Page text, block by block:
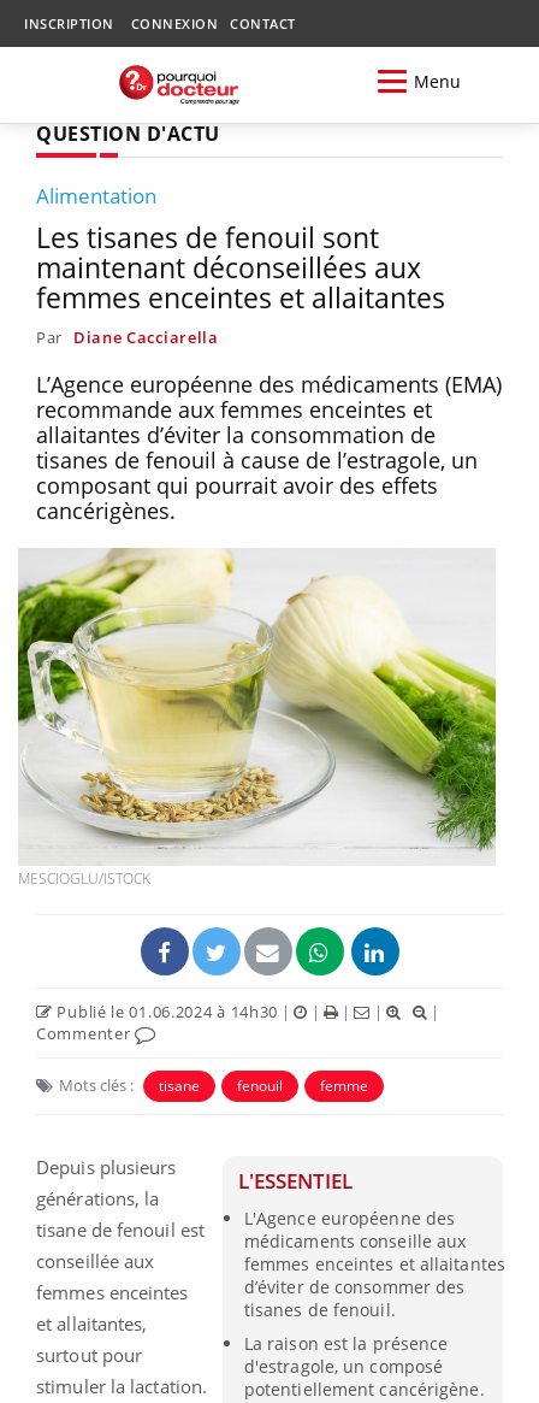
INSCRIPTION CONNEXION CONTACT
Menu
QUESTION D'ACTU
Alimentation
Les tisanes de fenouil sont
maintenant déconseillées aux
femmes enceintes et allaitantes
Par Diane Cacciarella
L’Agence européenne des médicaments (EMA)
recommande aux femmes enceintes et
allaitantes d’éviter la consommation de
tisanes de fenouil à cause de l’estragole, un
composant qui pourrait avoir des effets
cancérigènes.
MESCIOGLU/ISTOCK
Publié le 01.06.2024 à 14h30 | | | |
|
Commenter
Mots clés : tisane fenouil femme
L'ESSENTIEL
L'Agence européenne des
médicaments conseille aux
femmes enceintes et allaitantes
d’éviter de consommer des
tisanes de fenouil.
La raison est la présence
d'estragole, un composé
potentiellement cancérigène.
Depuis plusieurs
générations, la
tisane de fenouil est
conseillée aux
femmes enceintes
et allaitantes,
surtout pour
stimuler la lactation.